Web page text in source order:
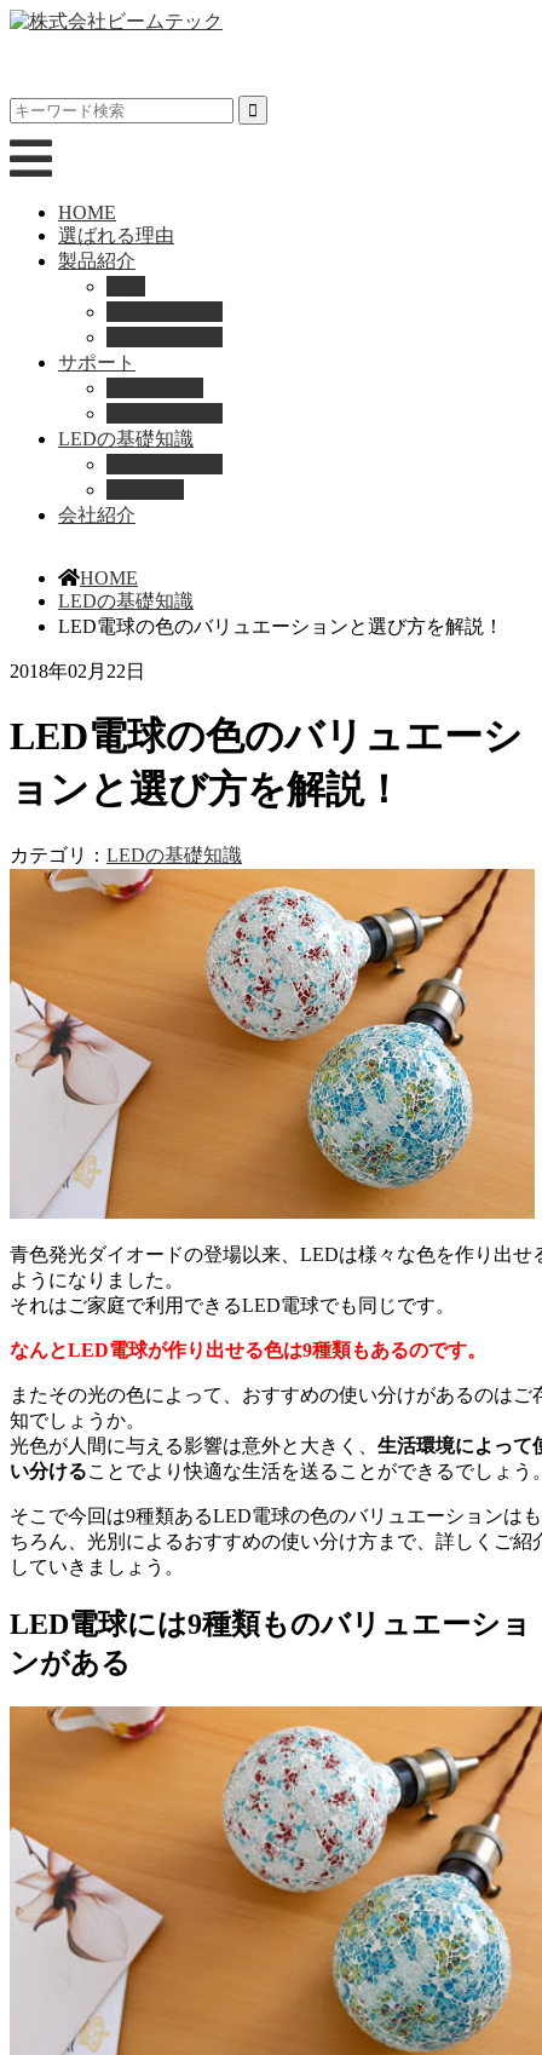
HOME
選ばれる理由
製品紹介
サポート
LEDの基礎知識
会社紹介
HOME
LEDの基礎知識
LED電球の色のバリュエーションと選び方を解説！
2018年02月22日
LED電球の色のバリュエーシ
ョンと選び方を解説！
カテゴリ： LEDの基礎知識
青色発光ダイオードの登場以来、LEDは様々な色を作り出せ
ようになりました。
それはご家庭で利用できるLED電球でも同じです。
なんとLED電球が作り出せる色は9種類もあるのです。
またその光の色によって、おすすめの使い分けがあるのはご
知でしょうか。
光色が人間に与える影響は意外と大きく、 生活環境によって
い分けることでより快適な生活を送ることができるでしょう
そこで今回は9種類あるLED電球の色のバリュエーションはも
ちろん、光別によるおすすめの使い分け方まで、詳しくご紹
していきましょう。
LED電球には9種類ものバリュエーショ
ンがある